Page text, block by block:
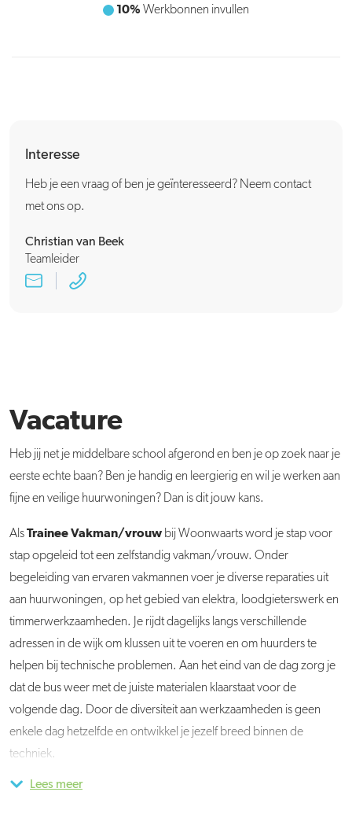
85%Reparaties uitvoeren
Interesse
Heb je een vraag of ben je geïnteresseerd? Neem contact
met ons op.
Christian van Beek
Teamleider
Vacature
Heb jij net je middelbare school afgerond en ben je op zoek naar je
eerste echte baan? Ben je handig en leergierig en wil je werken aan
fijne en veilige huurwoningen? Dan is dit jouw kans.
AlsTrainee Vakman/vrouw bij Woonwaarts word je stap voor
stap opgeleid tot een zelfstandig vakman/vrouw. Onder
begeleiding van ervaren vakmannen voer je diverse reparaties uit
aan huurwoningen, op het gebied van elektra, loodgieterswerk en
timmerwerkzaamheden. Je rijdt dagelijks langs verschillende
adressen in de wijk om klussen uit te voeren en om huurders te
helpen bij technische problemen. Aan het eind van de dag zorg je
dat de bus weer met de juiste materialen klaarstaat voor de
volgende dag. Door de diversiteit aan werkzaamheden is geen
enkele dag hetzelfde en ontwikkel je jezelf breed binnen de
techniek.
Naast de uitvoerende werkzaamheden zorg je voor een
Je komt te werken in het team Dagelijks Onderhoud, samen met
Lees meer